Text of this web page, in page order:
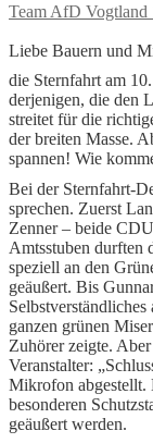
Team AfD Vogtland
Liebe Bauern und
die Sternfahrt am
derjenigen, die den
streitet für die
der breiten Masse.
spannen! Wie
Bei der Sternfahrt-
sprechen. Zuerst
Zenner – beide
Amtsstuben durften
speziell an den
geäußert. Bis
ganzen grünen
Zuhörer zeigte.
Veranstalter:
Mikrofon abgestellt.
besonderen
geäußert werden.